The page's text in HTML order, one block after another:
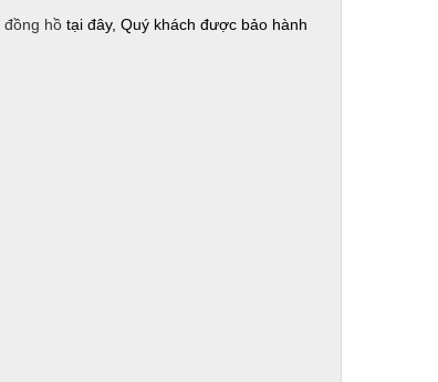
đồng hồ tại đây, Quý khách được bảo hành